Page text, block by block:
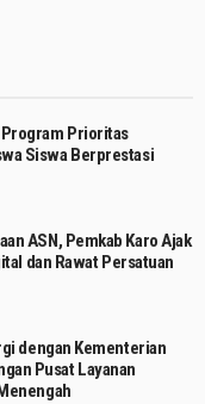
Program Prioritas
Siswa Berprestasi
ASN, Pemkab Karo Ajak
dan Rawat Persatuan
dengan Kementerian
Pusat Layanan